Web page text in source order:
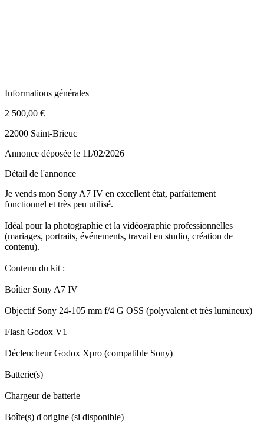
Informations générales
2 500,00 €
22000 Saint-Brieuc
Annonce déposée le 11/02/2026
Détail de l'annonce
Je vends mon Sony A7 IV en excellent état, parfaitement
fonctionnel et très peu utilisé.
Idéal pour la photographie et la vidéographie professionnelles
(mariages, portraits, événements, travail en studio, création de
contenu).
Contenu du kit :
Boîtier Sony A7 IV
Objectif Sony 24-105 mm f/4 G OSS (polyvalent et très lumineux)
Flash Godox V1
Déclencheur Godox Xpro (compatible Sony)
Batterie(s)
Chargeur de batterie
Boîte(s) d'origine (si disponible)